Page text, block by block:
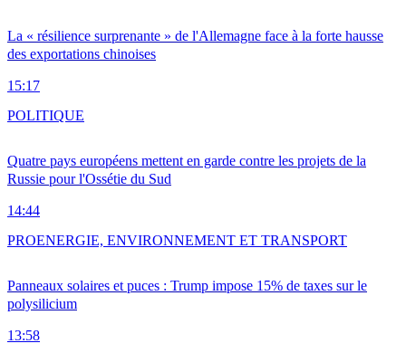
La « résilience surprenante » de l'Allemagne face à la forte hausse
des exportations chinoises
15:17
Quatre pays européens mettent en garde contre les projets de la
Russie pour l'Ossétie du Sud
14:44
POLITIQUE
Panneaux solaires et puces : Trump impose 15% de taxes sur le
polysilicium
13:58
PROENERGIE, ENVIRONNEMENT ET TRANSPORT